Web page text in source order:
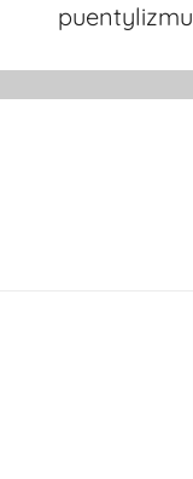
puentylizmu